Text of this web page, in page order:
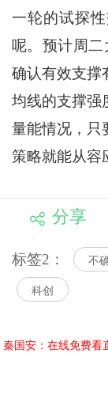
一轮的试探
呢。预计周
确认有效支撑
均线的支撑强
量能情况，只
策略就能从容
分享
标签2： 不
科创
秦国安：在线免费看